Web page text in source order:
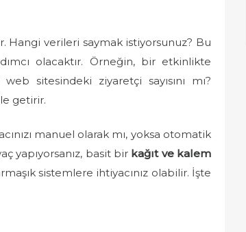
Hangi verileri saymak istiyorsunuz? Bu
olacaktır. Örneğin, bir etkinlikte
sitesindeki ziyaretçi sayısını mı?
getirir.
manuel olarak mı, yoksa otomatik
yapıyorsanız, basit bir kağıt ve kalem
sistemlere ihtiyacınız olabilir. İşte